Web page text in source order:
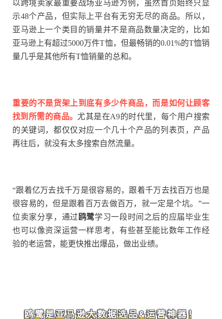
以跨境卖家最重要战场亚马逊为例，虽然首页始终只显
示48个产品，但实际上平台有无穷无尽的商品。 所以，
亚马逊上一个类目的销量并不是商品数量决定的，比如
亚马逊上有超过5000万件T恤，但最畅销的0.01%的T恤销
量几乎是其他所有T恤销量的总和。
重要的不是货架上到底有多少件商品，而是如何让顾客
找到所需的商品。尤其是在A9的时代里，每个用户搜索
的关键词，都仅仅对应一个几十个产品的列表页，产品
再往后，就没有太多搜索自然流量。
“跟着亿万去找千万是很容易的，跟着千万去找百万也是
很容易的，但是跟着百万去做百万，就一定是个坑。”一
位卖家分享，通过 鸥鹭学习一段时间之后的应届毕业生
也可以像资深运营一样思考，有些甚至能比数年工作经
验的老运营，能更快推出爆品，做出业绩。
鸥鹭是亚马逊大数据选品&运营神器！